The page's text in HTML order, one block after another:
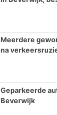
Meerdere
na
Geparkeerde
Beverwijk